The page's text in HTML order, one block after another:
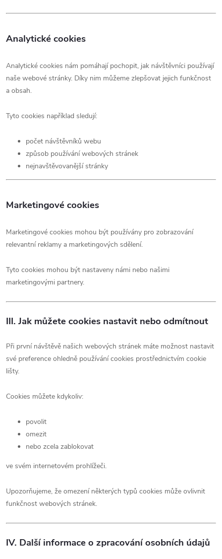
Analytické cookies
Analytické cookies nám pomáhají pochopit, jak návštěvníci používají
naše webové stránky. Díky nim můžeme zlepšovat jejich funkčnost
a obsah.
Tyto cookies například sledují:
počet návštěvníků webu
způsob používání webových stránek
nejnavštěvovanější stránky
Marketingové cookies
Marketingové cookies mohou být používány pro zobrazování
relevantní reklamy a marketingových sdělení.
Tyto cookies mohou být nastaveny námi nebo našimi
marketingovými partnery.
III. Jak můžete cookies nastavit nebo odmítnout
Při první návštěvě našich webových stránek máte možnost nastavit
své preference ohledně používání cookies prostřednictvím cookie
lišty.
Cookies můžete kdykoliv:
povolit
omezit
nebo zcela zablokovat
ve svém internetovém prohlížeči.
Upozorňujeme, že omezení některých typů cookies může ovlivnit
funkčnost webových stránek.
IV. Další informace o zpracování osobních údajů